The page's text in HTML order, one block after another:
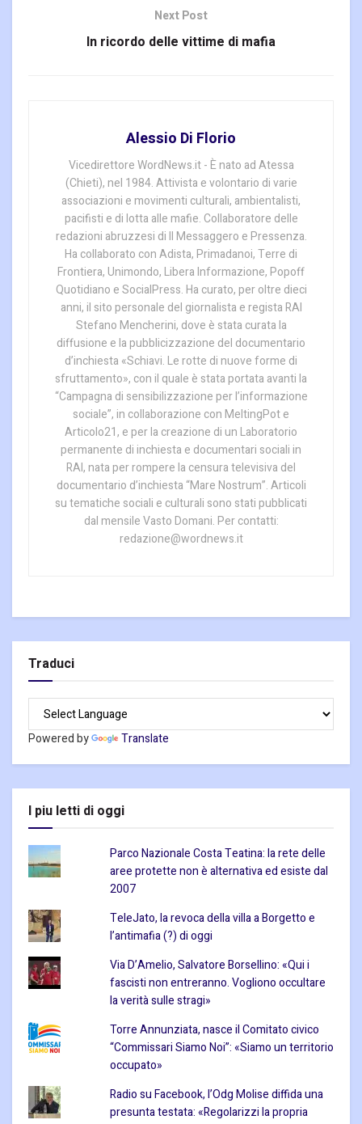
Next Post
In ricordo delle vittime di mafia
Alessio Di Florio
Vicedirettore WordNews.it - È nato ad Atessa
(Chieti), nel 1984. Attivista e volontario di varie
associazioni e movimenti culturali, ambientalisti,
pacifisti e di lotta alle mafie. Collaboratore delle
redazioni abruzzesi di Il Messaggero e Pressenza.
Ha collaborato con Adista, Primadanoi, Terre di
Frontiera, Unimondo, Libera Informazione, Popoff
Quotidiano e SocialPress. Ha curato, per oltre dieci
anni, il sito personale del giornalista e regista RAI
Stefano Mencherini, dove è stata curata la
diffusione e la pubblicizzazione del documentario
d’inchiesta «Schiavi. Le rotte di nuove forme di
sfruttamento», con il quale è stata portata avanti la
“Campagna di sensibilizzazione per l’informazione
sociale”, in collaborazione con MeltingPot e
Articolo21, e per la creazione di un Laboratorio
permanente di inchiesta e documentari sociali in
RAI, nata per rompere la censura televisiva del
documentario d’inchiesta “Mare Nostrum”. Articoli
su tematiche sociali e culturali sono stati pubblicati
dal mensile Vasto Domani. Per contatti:
redazione@wordnews.it
Traduci
Powered by Translate
I piu letti di oggi
Parco Nazionale Costa Teatina: la rete delle
aree protette non è alternativa ed esiste dal
2007
TeleJato, la revoca della villa a Borgetto e
l’antimafia (?) di oggi
Via D’Amelio, Salvatore Borsellino: «Qui i
fascisti non entreranno. Vogliono occultare
la verità sulle stragi»
Torre Annunziata, nasce il Comitato civico
“Commissari Siamo Noi”: «Siamo un territorio
occupato»
Radio su Facebook, l’Odg Molise diffida una
presunta testata: «Regolarizzi la propria